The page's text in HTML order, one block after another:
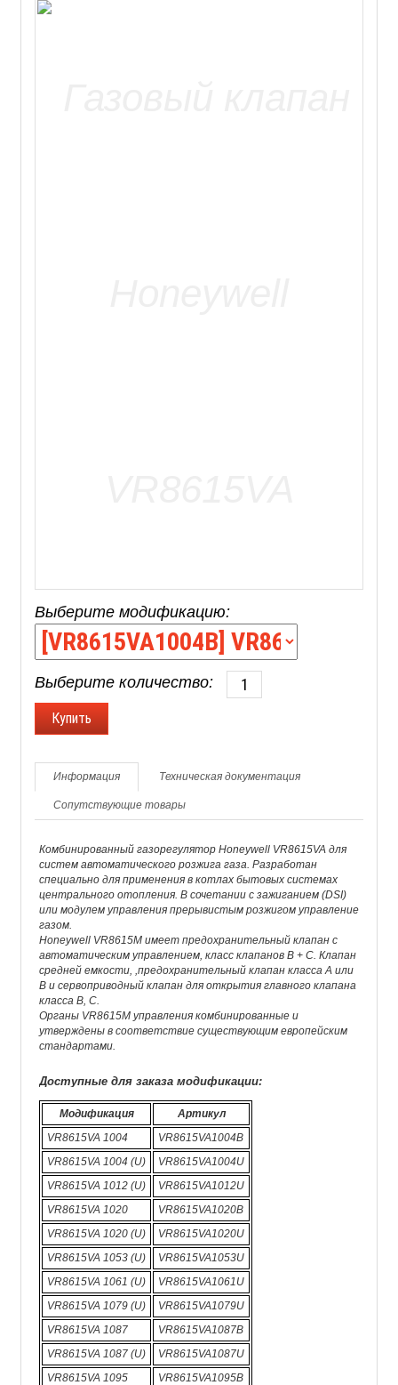
Выберите модификацию:
Выберите количество:
Информация Техническая документация
Сопутствующие товары
Комбинированный газорегулятор Honeywell VR8615VA для
систем автоматического розжига газа. Разработан
специально для применения в котлах бытовых системах
центрального отопления. В сочетании с зажиганием (DSI)
или модулем управления прерывистым розжигом управление
газом.
Honeywell VR8615M имеет предохранительный клапан с
автоматическим управлением, класс клапанов B + C. Клапан
средней емкости, ,предохранительный клапан класса A или
B и сервоприводный клапан для открытия главного клапана
класса B, C.
Органы VR8615M управления комбинированные и
утверждены в соответствие существующим европейским
стандартами.
Доступные для заказа модификации:
Модификация
Артикул
VR8615VA 1004
VR8615VA1004B
VR8615VA 1004 (U)
VR8615VA1004U
VR8615VA 1012 (U)
VR8615VA1012U
VR8615VA 1020
VR8615VA1020B
VR8615VA 1020 (U)
VR8615VA1020U
VR8615VA 1053 (U)
VR8615VA1053U
VR8615VA 1061 (U)
VR8615VA1061U
VR8615VA 1079 (U)
VR8615VA1079U
VR8615VA 1087
VR8615VA1087B
VR8615VA 1087 (U)
VR8615VA1087U
VR8615VA 1095
VR8615VA1095B